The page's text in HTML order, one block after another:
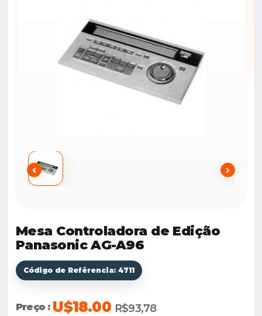
Mesa Controladora de Edição
Panasonic AG-A96
Código de Refêrencia: 4711
Preço : U$18.00 R$93,78